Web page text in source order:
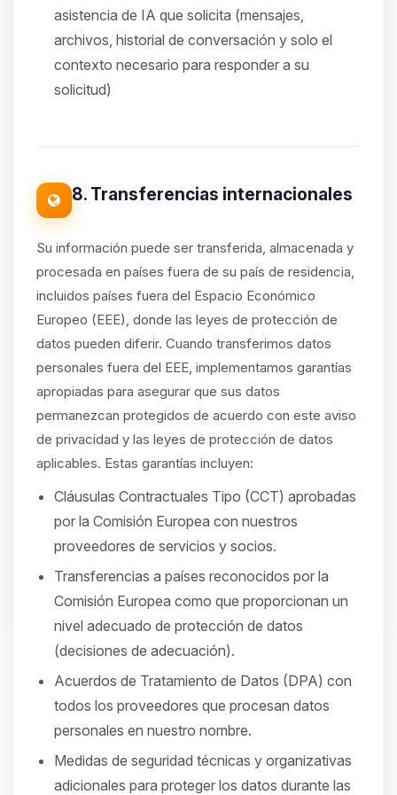
asistencia de IA que solicita (mensajes,
archivos, historial de conversación y solo el
contexto necesario para responder a su
solicitud)
8. Transferencias internacionales
Su información puede ser transferida, almacenada y
procesada en países fuera de su país de residencia,
incluidos países fuera del Espacio Económico
Europeo (EEE), donde las leyes de protección de
datos pueden diferir. Cuando transferimos datos
personales fuera del EEE, implementamos garantías
apropiadas para asegurar que sus datos
permanezcan protegidos de acuerdo con este aviso
de privacidad y las leyes de protección de datos
aplicables. Estas garantías incluyen:
Cláusulas Contractuales Tipo (CCT) aprobadas
por la Comisión Europea con nuestros
proveedores de servicios y socios.
Transferencias a países reconocidos por la
Comisión Europea como que proporcionan un
nivel adecuado de protección de datos
(decisiones de adecuación).
Acuerdos de Tratamiento de Datos (DPA) con
todos los proveedores que procesan datos
personales en nuestro nombre.
Medidas de seguridad técnicas y organizativas
adicionales para proteger los datos durante las